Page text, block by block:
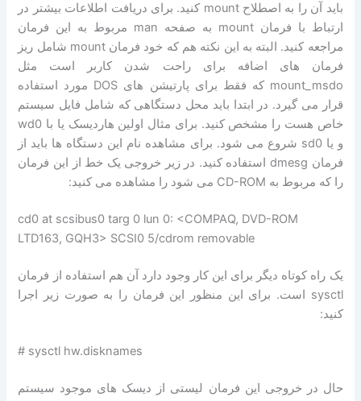
باید آن را به اصطلاح mount کنید. برای دریافت اطلاعات بیشتر در
ارتباط با فرمان mount به صفحه man مربوط به این فرمان
مراجعه کنید. البته به این نکته هم که خود فرمان mount شامل ریز
فرمان های اضافه برای راحت شدن کاربر است مثل
mount_msdo که فقط برای پارتیشن های DOS مورد استفاده
قرار می گیرد. در ابتدا باید محل دستگاهی که شامل فایل سیستم
خاص هست را مشخص کنید. برای مثال اولین هاردیسک یا با wd0
و یا sd0 شروع می شود. برای مشاهده نام این دستگاه ها باید از
فرمان dmesg استفاده کنید. در زیر خروجی یک خط از این فرمان
را که مربوط به CD-ROM می شود را مشاهده می کنید:
cd0 at scsibus0 targ 0 lun 0: <COMPAQ, DVD-ROM
LTD163, GQH3> SCSI0 5/cdrom removable
یک راه کوتاه دیگر برای این کار وجود دارد آن هم استفاده از فرمان
sysctl است. برای این منظور این فرمان را به صورت زیر اجرا
کنید:
# sysctl hw.disknames
حال در خروجی این فرمان لیستی از دیسک های موجود سیستم